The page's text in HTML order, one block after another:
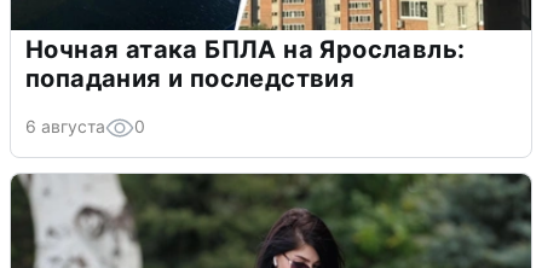
Ночная атака БПЛА на Ярославль:
попадания и последствия
6 августа 0